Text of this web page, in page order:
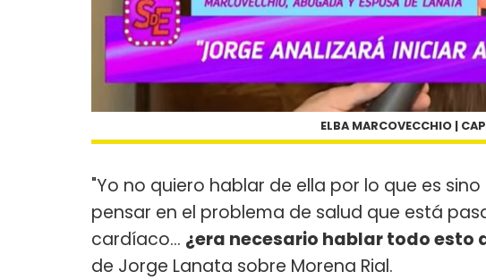
ELBA MARCOVECCHIO |
"Yo no quiero hablar de ella por lo que es
pensar en el problema de salud que está
cardíaco... ¿era necesario hablar todo esto
de Jorge Lanata sobre Morena Rial.